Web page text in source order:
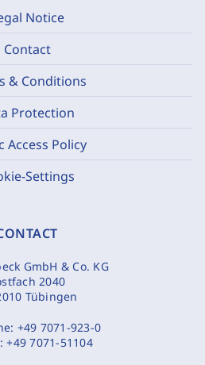
Notice
Contact
& Conditions
Protection
Access Policy
Settings
GmbH & Co. KG
2040
Tübingen
+49 7071-923-0
+49 7071-51104